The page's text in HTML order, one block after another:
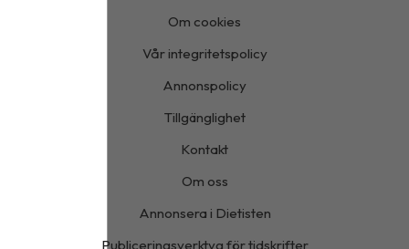
Om cookies
Vår integritetspolicy
Annonspolicy
Tillgänglighet
Kontakt
Om oss
Annonsera i Dietisten
Publiceringsverktyg för tidskrifter